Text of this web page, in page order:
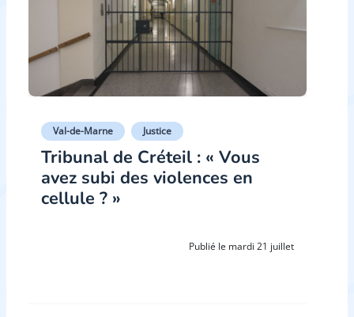
Val-de-Marne Justice
Tribunal de Créteil : « Vous
avez subi des violences en
cellule ? »
Publié le mardi 21 juillet